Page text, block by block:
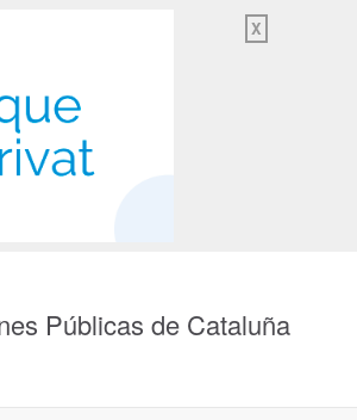
X
Públicas de Cataluña